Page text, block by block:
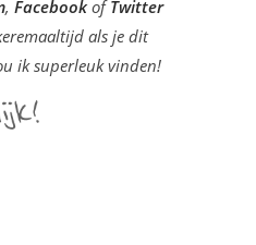
, FacebookofTwitter
als je dit
ik superleuk vinden!